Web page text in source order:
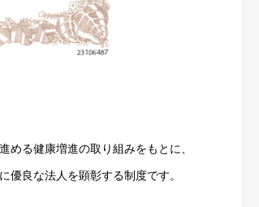
る健康増進の取り組みをもとに、
優良な法人を顕彰する制度です。